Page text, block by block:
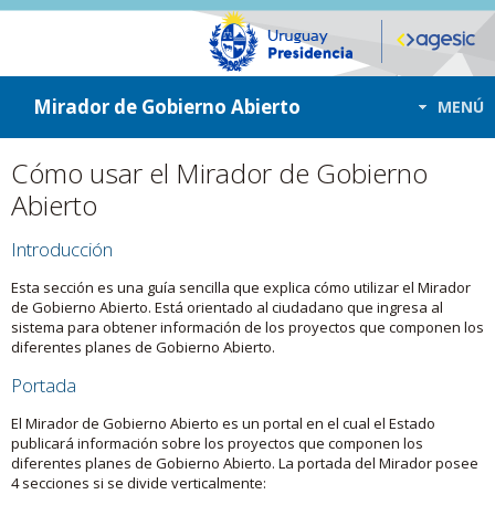
ir a contenido
ir al menú
Mirador de Gobierno Abierto MENÚ
Cómo usar el Mirador de Gobierno
Abierto
Introducción
Esta sección es una guía sencilla que explica cómo utilizar el Mirador
de Gobierno Abierto. Está orientado al ciudadano que ingresa al
sistema para obtener información de los proyectos que componen los
diferentes planes de Gobierno Abierto.
Portada
El Mirador de Gobierno Abierto es un portal en el cual el Estado
publicará información sobre los proyectos que componen los
diferentes planes de Gobierno Abierto. La portada del Mirador posee
4 secciones si se divide verticalmente: